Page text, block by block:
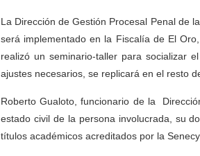
La Dirección de Gestión Procesal Penal de
será implementado en la Fiscalía de El
realizó un seminario-taller para socializar
ajustes necesarios, se replicará en el resto
Roberto Gualoto, funcionario de la
estado civil de la persona involucrada, su
títulos académicos acreditados por la